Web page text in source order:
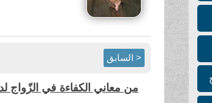
< السابق
من معاني الكفاءة في الزّواج